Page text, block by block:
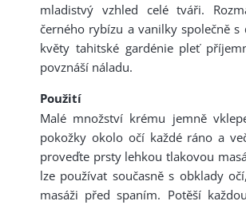
mladistvý vzhled celé tváři.
černého rybízu a vanilky společně
květy tahitské gardénie pleť
povznáší náladu.
Použití
Malé množství krému jemně
pokožky okolo očí každé ráno a
proveďte prsty lehkou tlakovou
lze používat současně s obklady
masáži před spaním. Potěší